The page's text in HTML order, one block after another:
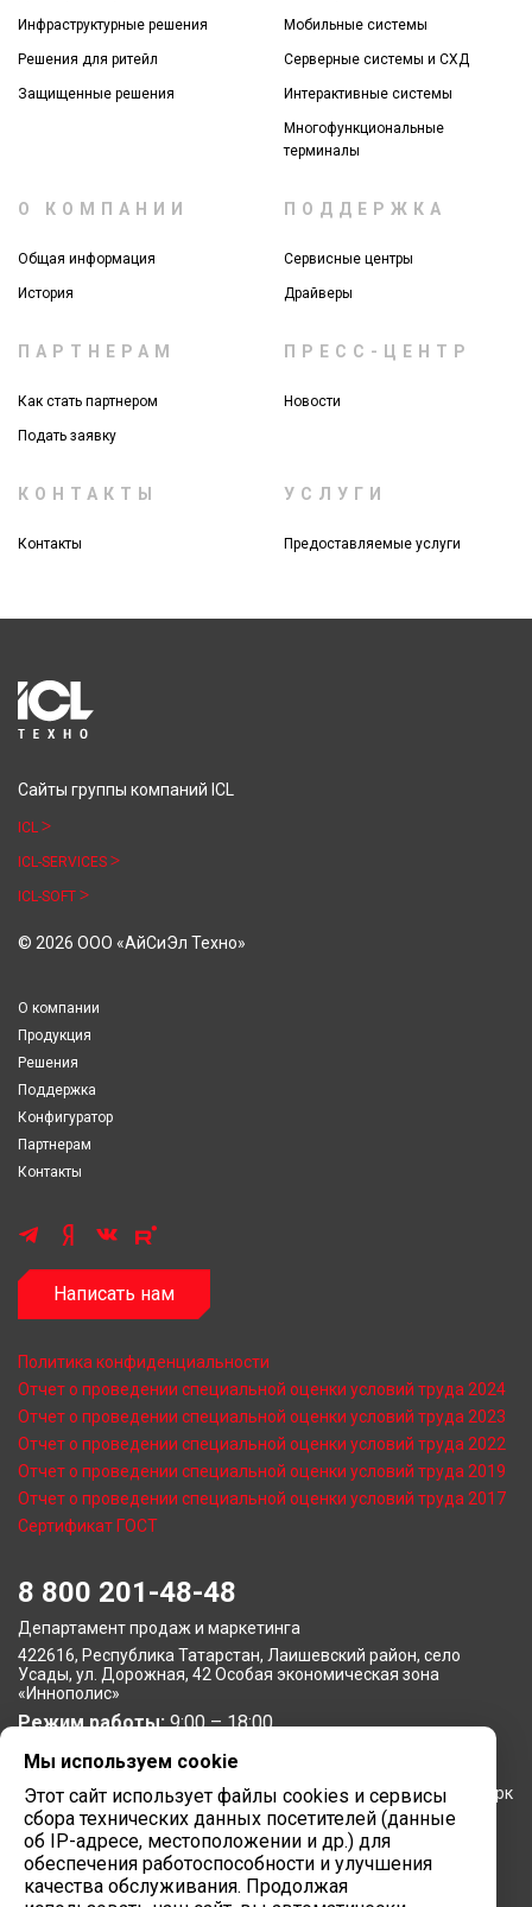
Инфраструктурные решения
Решения для ритейл
Защищенные решения
Мобильные системы
Серверные системы и СХД
Интерактивные системы
Многофункциональные
терминалы
О КОМПАНИИ
Общая информация
История
ПОДДЕРЖКА
Сервисные центры
Драйверы
ПАРТНЕРАМ
Как стать партнером
Подать заявку
ПРЕСС-ЦЕНТР
Новости
КОНТАКТЫ
Контакты
УСЛУГИ
Предоставляемые услуги
Сайты группы компаний ICL
ICL
ICL-SERVICES
ICL-SOFT
© 2026 ООО «АйСиЭл Техно»
О компании
Продукция
Решения
Поддержка
Конфигуратор
Партнерам
Контакты
Написать нам
Политика конфиденциальности
Отчет о проведении специальной оценки условий труда 2024
Отчет о проведении специальной оценки условий труда 2023
Отчет о проведении специальной оценки условий труда 2022
Отчет о проведении специальной оценки условий труда 2019
Отчет о проведении специальной оценки условий труда 2017
Сертификат ГОСТ
8 800 201-48-48
Департамент продаж и маркетинга
422616, Республика Татарстан, Лаишевский район, село
Усады, ул. Дорожная, 42 Особая экономическая зона
«Иннополис»
Режим работы:9:00 – 18:00
Московское представительство
105064, г. Москва, Нижний Сусальный переулок, 5, бизнес-парк
«Арма»
Режим работы:9:00 – 18:00
Завод вычислительной техники
Мы используем cookie
Этот сайт использует файлы cookies и сервисы
сбора технических данных посетителей (данные
об IP-адресе, местоположении и др.) для
обеспечения работоспособности и улучшения
качества обслуживания. Продолжая